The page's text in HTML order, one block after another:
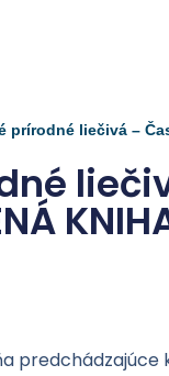
prírodné liečivá –
predchádzajúce